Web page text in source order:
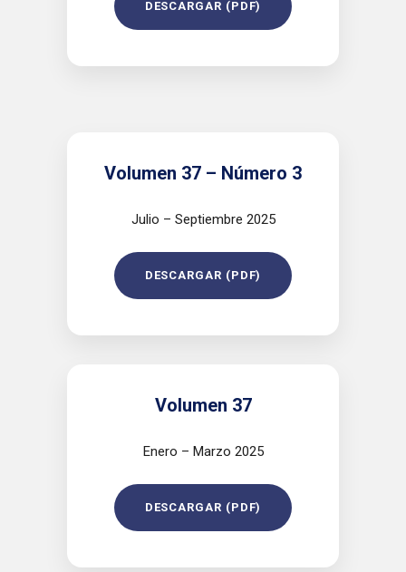
DESCARGAR (PDF)
Volumen 37 – Número 3
Julio – Septiembre 2025
DESCARGAR (PDF)
Volumen 37
Enero – Marzo 2025
DESCARGAR (PDF)